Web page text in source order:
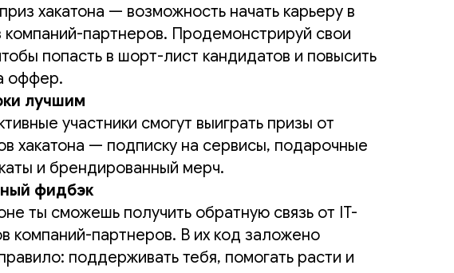
хакатона — возможность начать карьеру в
компаний-партнеров. Продемонстрируй свои
попасть в шорт-лист кандидатов и повысить
оффер.
лучшим
участники смогут выиграть призы от
хакатона — подписку на сервисы, подарочные
и брендированный мерч.
фидбэк
ты сможешь получить обратную связь от IT-
компаний-партнеров. В их код заложено
поддерживать тебя, помогать расти и